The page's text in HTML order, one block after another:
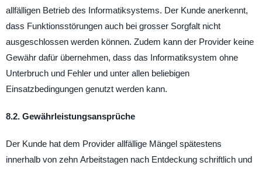
allfälligen Betrieb des Informatiksystems. Der Kunde anerkennt,
dass Funktionsstörungen auch bei grosser Sorgfalt nicht
ausgeschlossen werden können. Zudem kann der Provider keine
Gewähr dafür übernehmen, dass das Informatiksystem ohne
Unterbruch und Fehler und unter allen beliebigen
Einsatzbedingungen genutzt werden kann.
8.2. Gewährleistungsansprüche
Der Kunde hat dem Provider allfällige Mängel spätestens
innerhalb von zehn Arbeitstagen nach Entdeckung schriftlich und